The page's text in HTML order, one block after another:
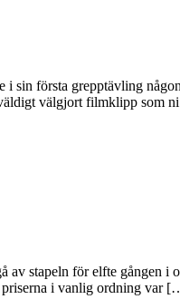
första grepptävling
välgjort filmklipp som
stapeln för elfte gången
priserna i vanlig ordning var